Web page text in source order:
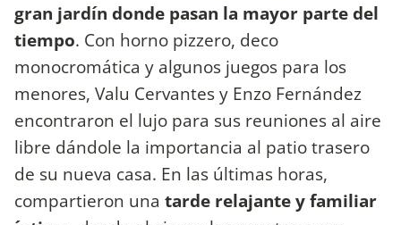
gran jardín donde pasan la mayor parte del
tiempo. Con horno pizzero, deco
monocromática y algunos juegos para los
menores, Valu Cervantes y Enzo Fernández
encontraron el lujo para sus reuniones al aire
libre dándole la importancia al patio trasero
de su nueva casa. En las últimas horas,
compartieron una tarde relajante y familiar